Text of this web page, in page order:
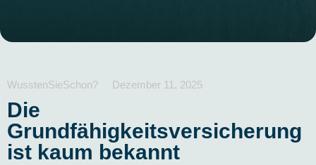
WusstenSieSchon? Dezember 11, 2025
Die
Grundfähigkeitsversicherung
ist kaum bekannt